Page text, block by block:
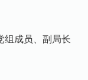
成员、副局长